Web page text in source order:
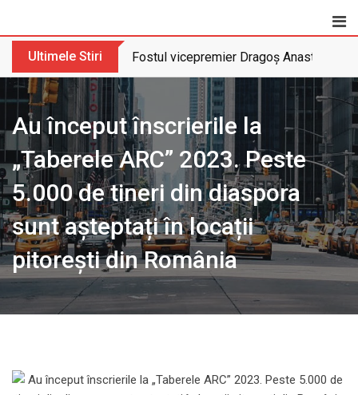
Ultimele Stiri Fostul vicepremier Dragoș Anastasiu
Au început înscrierile la
„Taberele ARC” 2023. Peste
5.000 de tineri din diaspora
sunt așteptați în locații
pitorești din România